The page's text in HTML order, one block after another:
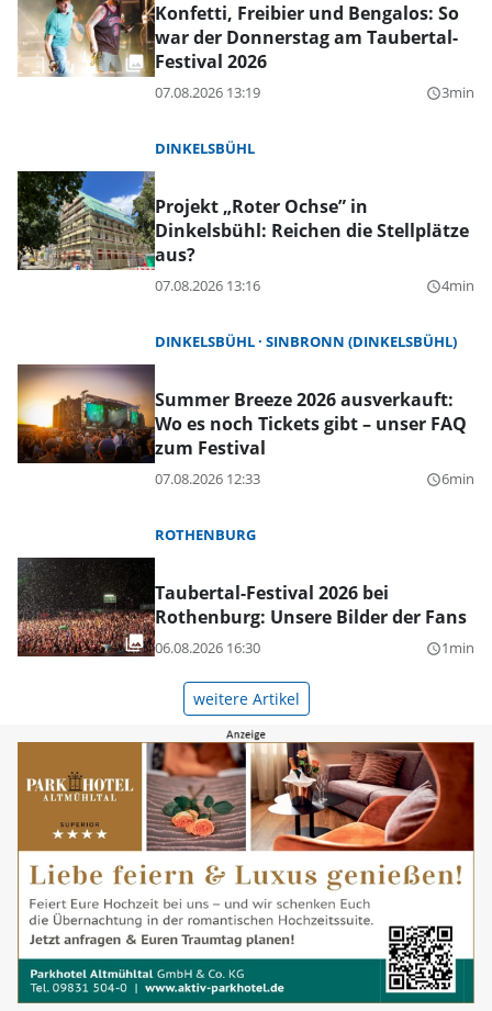
Konfetti, Freibier und Bengalos: So
war der Donnerstag am Taubertal-
Festival 2026
07.08.2026 13:19 query_builder3min
DINKELSBÜHL
Projekt „Roter Ochse” in
Dinkelsbühl: Reichen die Stellplätze
aus?
07.08.2026 13:16 query_builder4min
DINKELSBÜHL SINBRONN (DINKELSBÜHL)
Summer Breeze 2026 ausverkauft:
Wo es noch Tickets gibt – unser FAQ
zum Festival
07.08.2026 12:33 query_builder6min
ROTHENBURG
Taubertal-Festival 2026 bei
Rothenburg: Unsere Bilder der Fans
06.08.2026 16:30 query_builder1min
weitere Artikel